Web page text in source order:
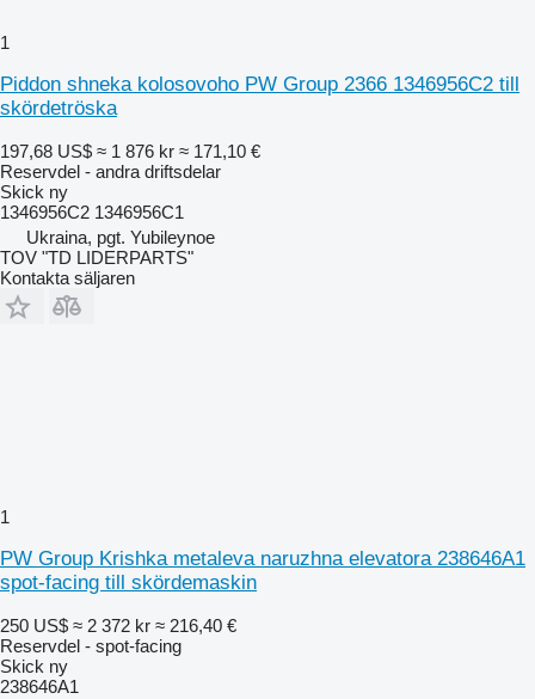
1
Piddon shneka kolosovoho PW Group 2366 1346956C2 till
skördetröska
197,68 US$ ≈ 1 876 kr ≈ 171,10 €
Reservdel - andra driftsdelar
Skick ny
1346956C2 1346956C1
Ukraina, pgt. Yubileynoe
TOV "TD LIDERPARTS"
Kontakta säljaren
1
PW Group Krishka metaleva naruzhna elevatora 238646A1
spot-facing till skördemaskin
250 US$ ≈ 2 372 kr ≈ 216,40 €
Reservdel - spot-facing
Skick ny
238646A1